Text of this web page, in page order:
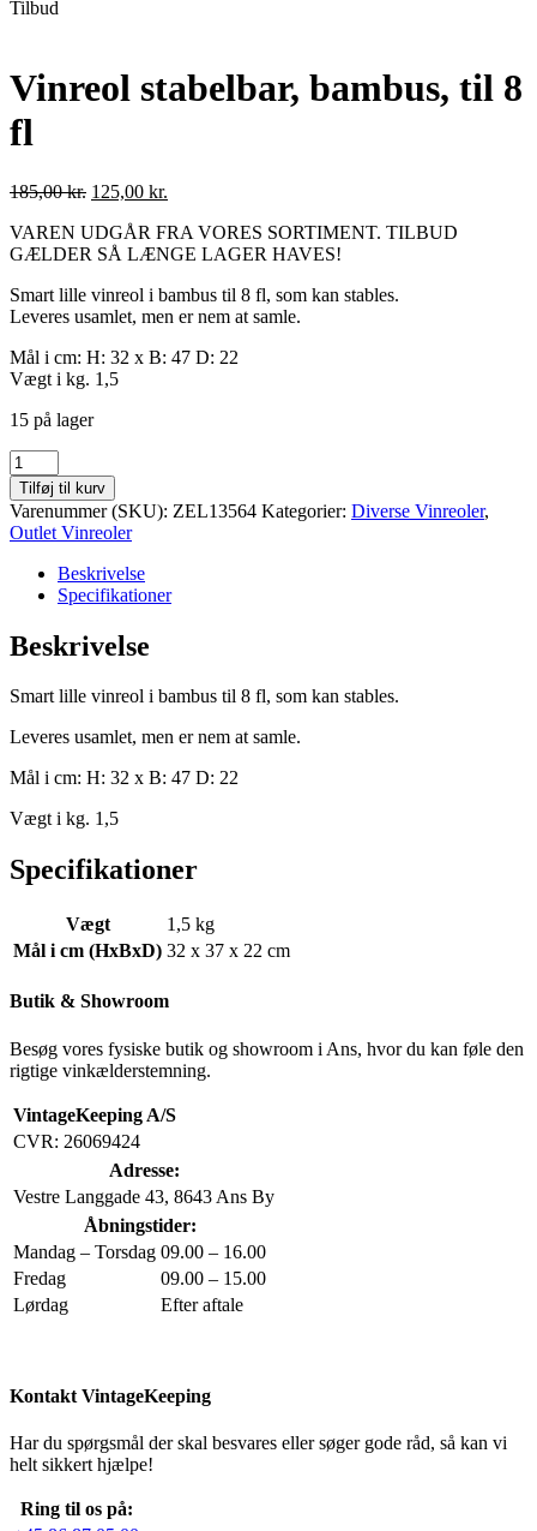
Tilbud
Vinreol stabelbar, bambus, til 8
fl
185,00kr. 125,00 kr.
VAREN UDGÅR FRA VORES SORTIMENT. TILBUD
GÆLDER SÅ LÆNGE LAGER HAVES!
Smart lille vinreol i bambus til 8 fl, som kan stables.
Leveres usamlet, men er nem at samle.
Mål i cm: H: 32 x B: 47 D: 22
Vægt i kg. 1,5
15 på lager
Vinreol
stabelbar,
bambus,
til
8
antal
Tilføj til kurv
Varenummer (SKU): ZEL13564 Kategorier: Diverse Vinreoler,
Outlet Vinreoler
Beskrivelse
Specifikationer
Beskrivelse
Smart lille vinreol i bambus til 8 fl, som kan stables.
Leveres usamlet, men er nem at samle.
Mål i cm: H: 32 x B: 47 D: 22
Vægt i kg. 1,5
Specifikationer
Vægt
1,5 kg
Mål i cm (HxBxD) 32 x 37 x 22 cm
Butik & Showroom
Besøg vores fysiske butik og showroom i Ans, hvor du kan føle den
rigtige vinkælderstemning.
VintageKeeping A/S
CVR: 26069424
Adresse:
Vestre Langgade 43, 8643 Ans By
Åbningstider:
Mandag – Torsdag 09.00 – 16.00
Fredag
09.00 – 15.00
Lørdag
Efter aftale
Kontakt VintageKeeping
Har du spørgsmål der skal besvares eller søger gode råd, så kan vi
helt sikkert hjælpe!
Ring til os på: